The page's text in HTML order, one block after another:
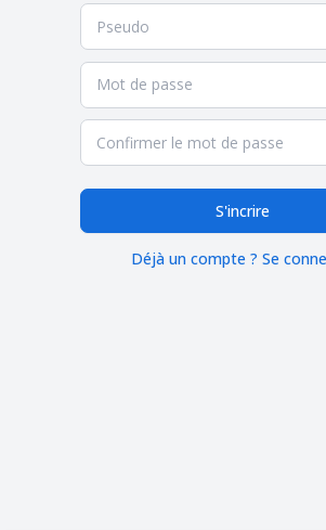
S'incrire
Déjà un compte ? Se